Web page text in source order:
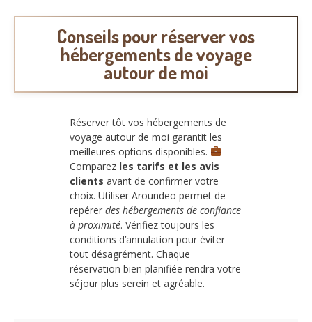
Conseils pour réserver vos
hébergements de voyage
autour de moi
Réserver tôt vos hébergements de
voyage autour de moi garantit les
meilleures options disponibles.
Comparez les tarifs et les avis
clients avant de confirmer votre
choix. Utiliser Aroundeo permet de
repérer des hébergements de confiance
à proximité. Vérifiez toujours les
conditions d’annulation pour éviter
tout désagrément. Chaque
réservation bien planifiée rendra votre
séjour plus serein et agréable.